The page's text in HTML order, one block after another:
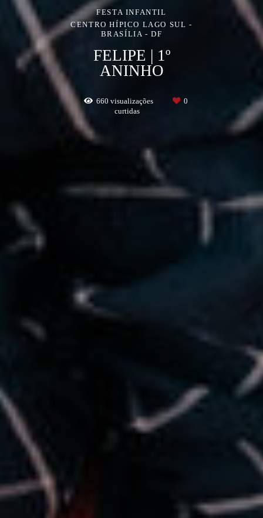
FESTA INFANTIL
CENTRO HÍPICO LAGO SUL -
BRASÍLIA - DF
FELIPE | 1º
ANINHO
660 visualizações
0
curtidas